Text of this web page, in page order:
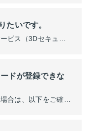
たいです。
ドが登録できな